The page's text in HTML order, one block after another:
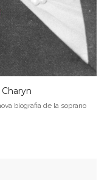
biografia de la soprano